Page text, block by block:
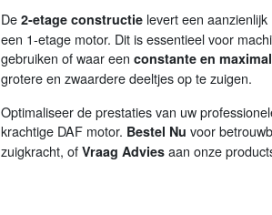
De 2-etage constructielevert een aanzienlijk
een 1-etage motor. Dit is essentieel voor
gebruiken of waar een constante en
grotere en zwaardere deeltjes op te zuigen.
Optimaliseer de prestaties van uw
krachtige DAF motor. Bestel Nu voor
zuigkracht, of Vraag Adviesaan onze